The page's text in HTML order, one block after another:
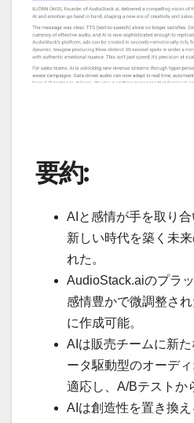
要約:
AIと感情が手を取り
新しい時代を築く未
れた。
AudioStack.aiのプラ
感情豊かで微調整さ
に作成可能。
AIは販売チームに新
ータ駆動型のオーデ
適応し、A/Bテストか
AIは創造性を置き換